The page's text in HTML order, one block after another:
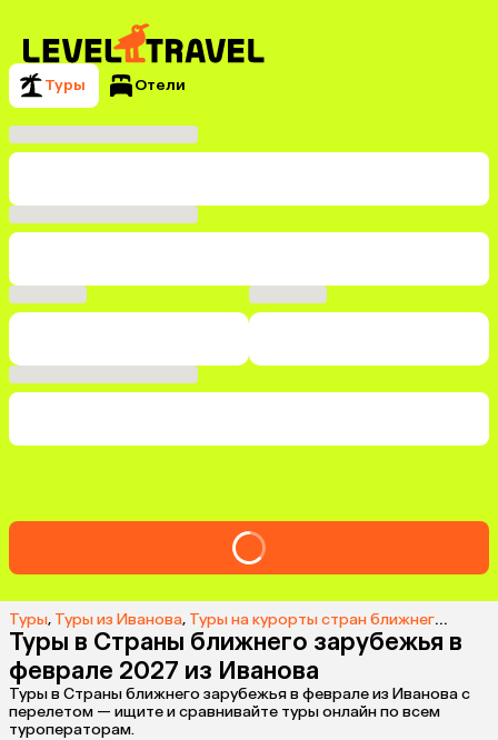
Туры Отели
Туры, Туры из Иванова, Туры на курорты стран ближнего зарубежья из Иванова
Туры в Страны ближнего зарубежья в
феврале 2027 из Иванова
Туры в Страны ближнего зарубежья в феврале из Иванова с
перелетом — ищите и сравнивайте туры онлайн по всем
туроператорам.